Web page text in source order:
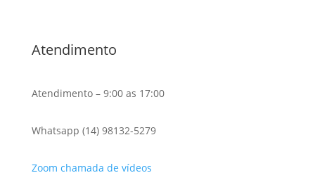
Atendimento
Atendimento – 9:00 as 17:00
Whatsapp (14) 98132-5279
Zoom chamada de vídeos